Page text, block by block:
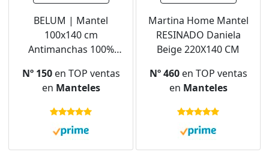
BELUM | Mantel
100x140 cm
Antimanchas 100%
Mantel NO Hule,
Mantel Tacto algodón,
Mantel Impermeable,
Repelente líquidos
Nº 150en TOP ventas
en Manteles
Martina Home Mantel
RESINADO Daniela
Beige 220X140 CM
Nº 460en TOP ventas
en Manteles